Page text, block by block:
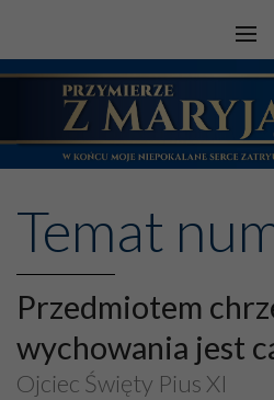
Temat
Przedmiotem
wychowania jest
Ojciec Święty Pius XI